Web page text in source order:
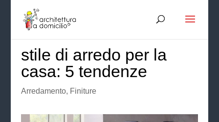
stile di arredo per la
casa: 5 tendenze
Arredamento, Finiture